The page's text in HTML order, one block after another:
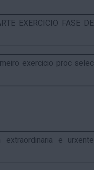
EXERCICIO FASE DE
exercicio proc selec
extraordinaria e urxente